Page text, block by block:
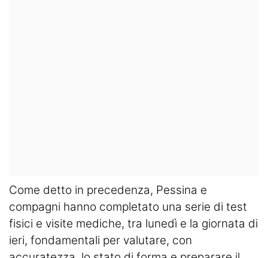
Come detto in precedenza, Pessina e
compagni hanno completato una serie di test
fisici e visite mediche, tra lunedì e la giornata di
ieri, fondamentali per valutare, con